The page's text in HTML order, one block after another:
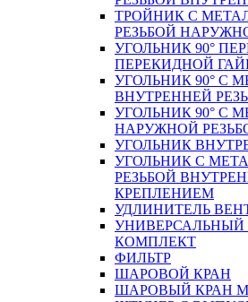
ТРОЙНИК С
РЕЗЬБОЙ
УГОЛЬНИК 90°
ПЕРЕКИДНОЙ
УГОЛЬНИК 90° С
ВНУТРЕННEЙ
УГОЛЬНИК 90° С
НАРУЖНОЙ
УГОЛЬНИК
УГОЛЬНИК С
РЕЗЬБОЙ
КРЕПЛЕНИЕМ
УДЛИНИТЕЛЬ
КОМПЛЕКТ
ФИЛЬТР
ШАРОВОЙ КРАН
ШАРОВЫЙ КРАН